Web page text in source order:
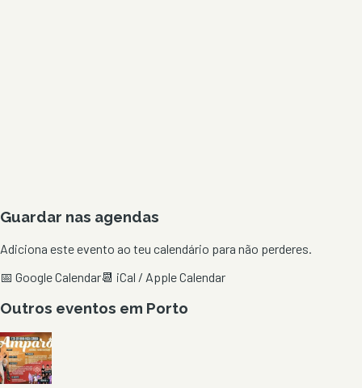
Guardar nas agendas
Adiciona este evento ao teu calendário para não perderes.
📅 Google Calendar📆 iCal / Apple Calendar
Outros eventos em Porto